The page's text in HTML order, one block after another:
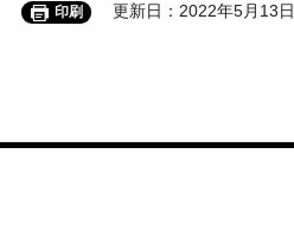
印刷 更新日：2022年5月13日